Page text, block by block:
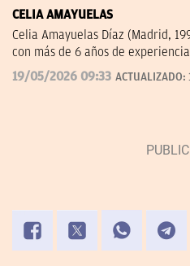
CELIA AMAYUELAS
Celia Amayuelas Díaz (Madrid,
con más de 6 años de
incorporó a OKDIARIO en 2026
Español' y Capital Radio. Puedes
19/05/2026 09:33 ACTUALIZADO: